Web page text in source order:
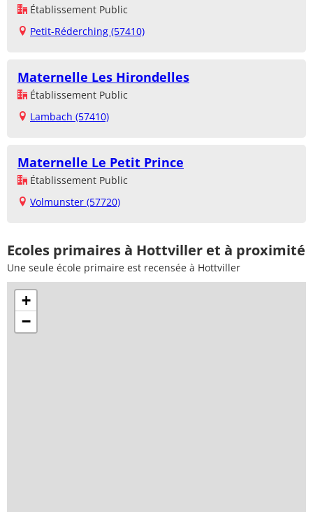
Établissement Public
Petit-Réderching (57410)
Maternelle Les Hirondelles
Établissement Public
Lambach (57410)
Maternelle Le Petit Prince
Établissement Public
Volmunster (57720)
Ecoles primaires à Hottviller et à proximité
Une seule école primaire est recensée à Hottviller
+
−